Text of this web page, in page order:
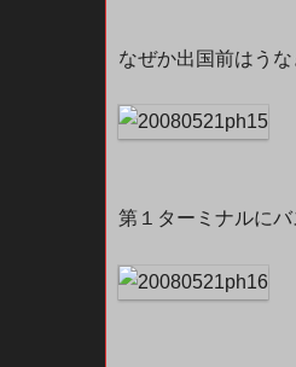
なぜか出国前はう
第１ターミナルに